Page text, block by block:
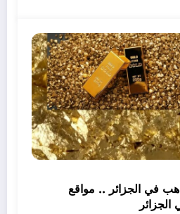
في الجزائر .. مواقع